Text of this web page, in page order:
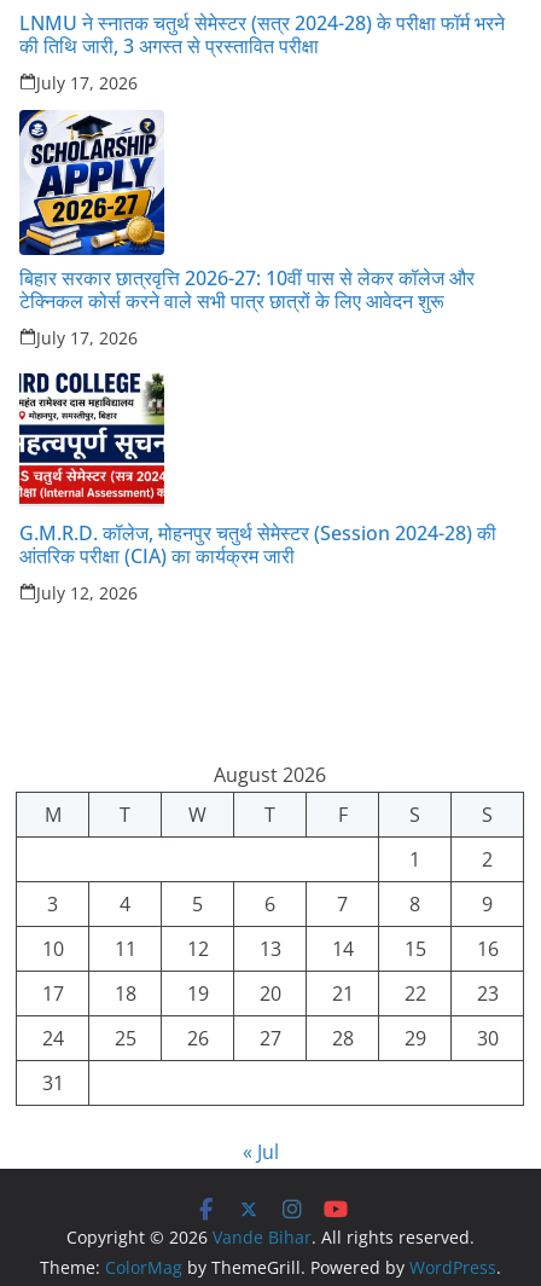
LNMU ने स्नातक चतुर्थ सेमेस्टर (सत्र 2024-28) के परीक्षा फॉर्म भरने
की तिथि जारी, 3 अगस्त से प्रस्तावित परीक्षा
July 17, 2026
बिहार सरकार छात्रवृत्ति 2026-27: 10वीं पास से लेकर कॉलेज और
टेक्निकल कोर्स करने वाले सभी पात्र छात्रों के लिए आवेदन शुरू
July 17, 2026
G.M.R.D. कॉलेज, मोहनपुर चतुर्थ सेमेस्टर (Session 2024-28) की
आंतरिक परीक्षा (CIA) का कार्यक्रम जारी
July 12, 2026
August 2026
M
T W T F S
S
1
2
3
4 5 6 7 8
9
10
11 12 13 14 15
16
17
18 19 20 21 22
23
24
25 26 27 28 29
30
31
« Jul
Copyright © 2026 Vande Bihar. All rights reserved.
Theme: ColorMag by ThemeGrill. Powered by WordPress.